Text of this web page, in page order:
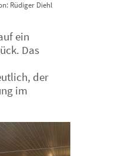
Rüdiger Diehl
ein
Das
der
im